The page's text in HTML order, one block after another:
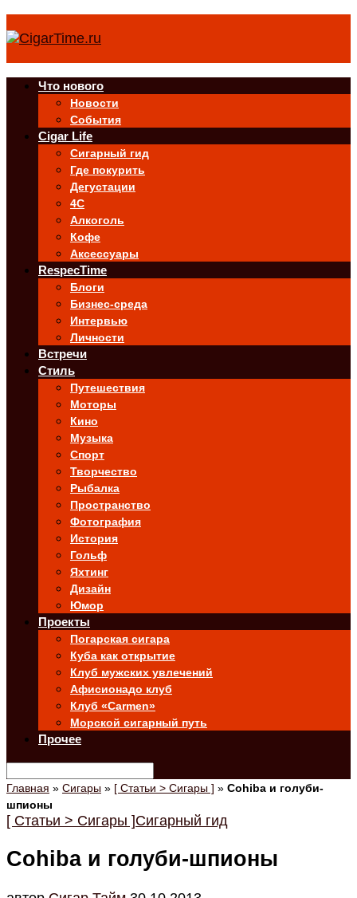
Что нового
Новости
События
Cigar Life
Сигарный гид
Где покурить
Дегустации
4C
Алкоголь
Кофе
Аксессуары
RespecTime
Блоги
Бизнес-среда
Интервью
Личности
Встречи
Стиль
Путешествия
Моторы
Кино
Музыка
Спорт
Творчество
Рыбалка
Пространство
Фотография
История
Гольф
Яхтинг
Дизайн
Юмор
Проекты
Погарская сигара
Куба как открытие
Клуб мужских увлечений
Афисионадо клуб
Клуб «Carmen»
Морской сигарный путь
Прочее
Главная » Сигары » [ Статьи > Сигары ] » Cohiba и голуби-
шпионы
[ Статьи > Сигары ]Сигарный гид
Cohiba и голуби-шпионы